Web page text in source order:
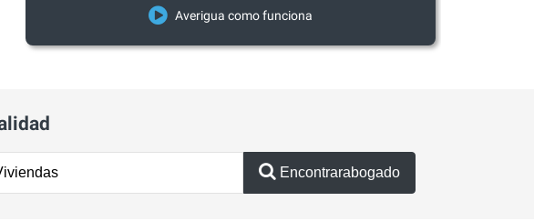
Averigua como funciona
Encontrarabogado